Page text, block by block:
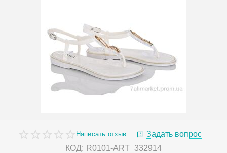
Написать отзыв
Задать вопрос
КОД: R0101-ART_332914